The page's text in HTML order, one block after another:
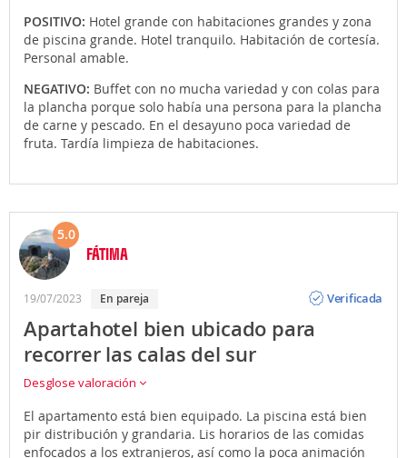
POSITIVO: Hotel grande con habitaciones grandes y zona
de piscina grande. Hotel tranquilo. Habitación de cortesía.
Personal amable.
NEGATIVO: Buffet con no mucha variedad y con colas para
la plancha porque solo había una persona para la plancha
de carne y pescado. En el desayuno poca variedad de
fruta. Tardía limpieza de habitaciones.
5.0
FÁTIMA
19/07/2023 En pareja
Verificada
Apartahotel bien ubicado para
recorrer las calas del sur
Desglose valoración
El apartamento está bien equipado. La piscina está bien
pir distribución y grandaria. Lis horarios de las comidas
enfocados a los extranjeros, así como la poca animación